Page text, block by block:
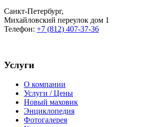
Санкт-Петербург,
Михайловский переулок дом 1
Телефон: +7 (812) 407-37-36
Услуги
О компании
Услуги / Цены
Новый маховик
Энциклопедия
Фотогалерея